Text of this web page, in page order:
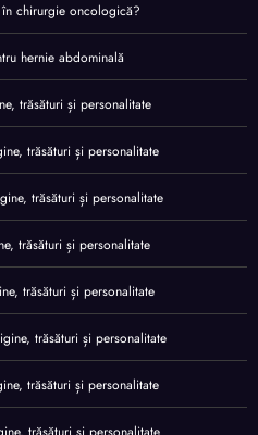
chirurgie oncologică?
hernie abdominală
trăsături și personalitate
trăsături și personalitate
trăsături și personalitate
trăsături și personalitate
trăsături și personalitate
trăsături și personalitate
trăsături și personalitate